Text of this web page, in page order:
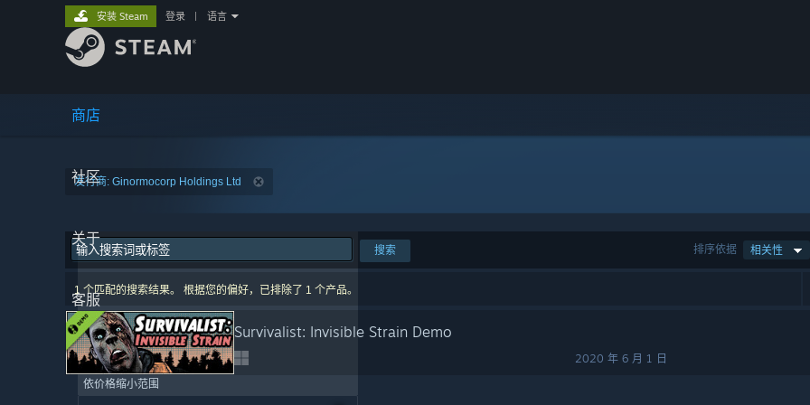
商店
社区
关于
客服
安装 Steam 登录 语言
发行商: Ginormocorp Holdings Ltd
排序依据 相关性
搜索
1 个匹配的搜索结果。 根据您的偏好，已排除了 1 个产品。
Survivalist: Invisible Strain Demo
2020 年 6 月 1 日
依价格缩小范围